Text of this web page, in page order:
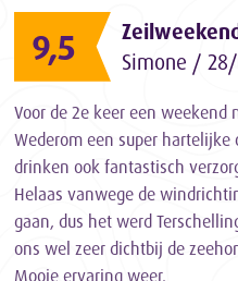
9,5
Simone /
Voor de 2e keer een weekend
Wederom een super hartelijke
drinken ook fantastisch
Helaas vanwege de
gaan, dus het werd
ons wel zeer dichtbij de
Mooie ervaring weer.